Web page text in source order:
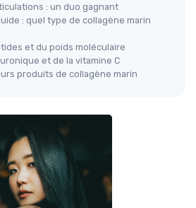
: un duo gagnant
: quel type de collagène marin
et du poids moléculaire
et de la vitamine C
produits de collagène marin